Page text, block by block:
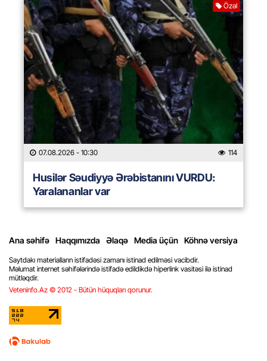
Özəl
07.08.2026 - 10:30 114
Husilər Səudiyyə Ərəbistanını VURDU:
Yaralananlar var
Ana səhifə Haqqımızda Əlaqə Media üçün Köhnə versiya
Saytdakı materialların istifadəsi zamanı istinad edilməsi vacibdir.
Məlumat internet səhifələrində istifadə edildikdə hiperlink vasitəsi ilə istinad
mütləqdir.
Veteninfo.Az © 2012 - Bütün hüquqları qorunur.